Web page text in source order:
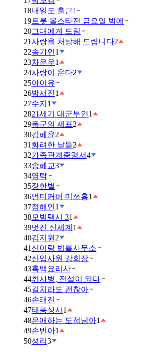
18내일도 출근!
19트롯 올스타전 금요일 밤에
20그대에게 드림
21사랑을 처방해 드립니다2
22송가인1
23차은우1
24사랑이 온다2
25아이유
26박서진1
27수지 1
2821세기 대군부인1
29폭군의 셰프2
30김혜윤2
31 화려한 날들2
32가족관계증명서4
33송혜교3
34영탁
35장한별
36언더커버 미쓰홍1
37정해인1
38모범택시 31
39멋진 신세계 1
40김지원 2
41 신이랑 법률사무소
42신입사원 강회장
43흑백요리사
44취사병, 전설이 되다
45길치라도 괜찮아
46손태진
47태풍상사1
48은애하는 도적님아1
49손빈아1
50성리 3